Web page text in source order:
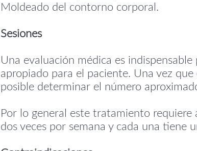
Moldeado del contorno corporal.
Sesiones
Una evaluación médica es
apropiado para el paciente. Una vez
posible determinar el número
Por lo general este tratamiento requiere
dos veces por semana y cada una tiene